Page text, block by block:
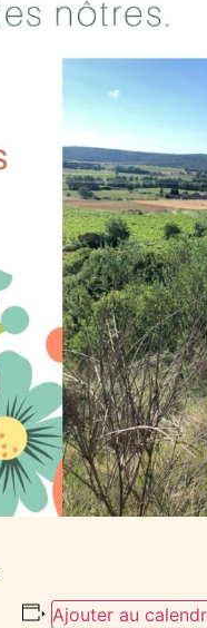
Ajouter au